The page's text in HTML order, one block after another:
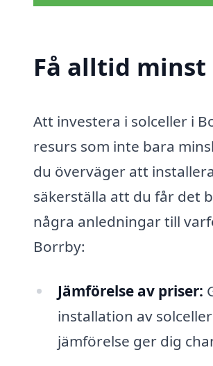
Få alltid
Att investera i solceller i
resurs som inte bara
du överväger att
säkerställa att du får det
några anledningar till
Borrby:
Jämförelse av priser:
installation av
jämförelse ger dig